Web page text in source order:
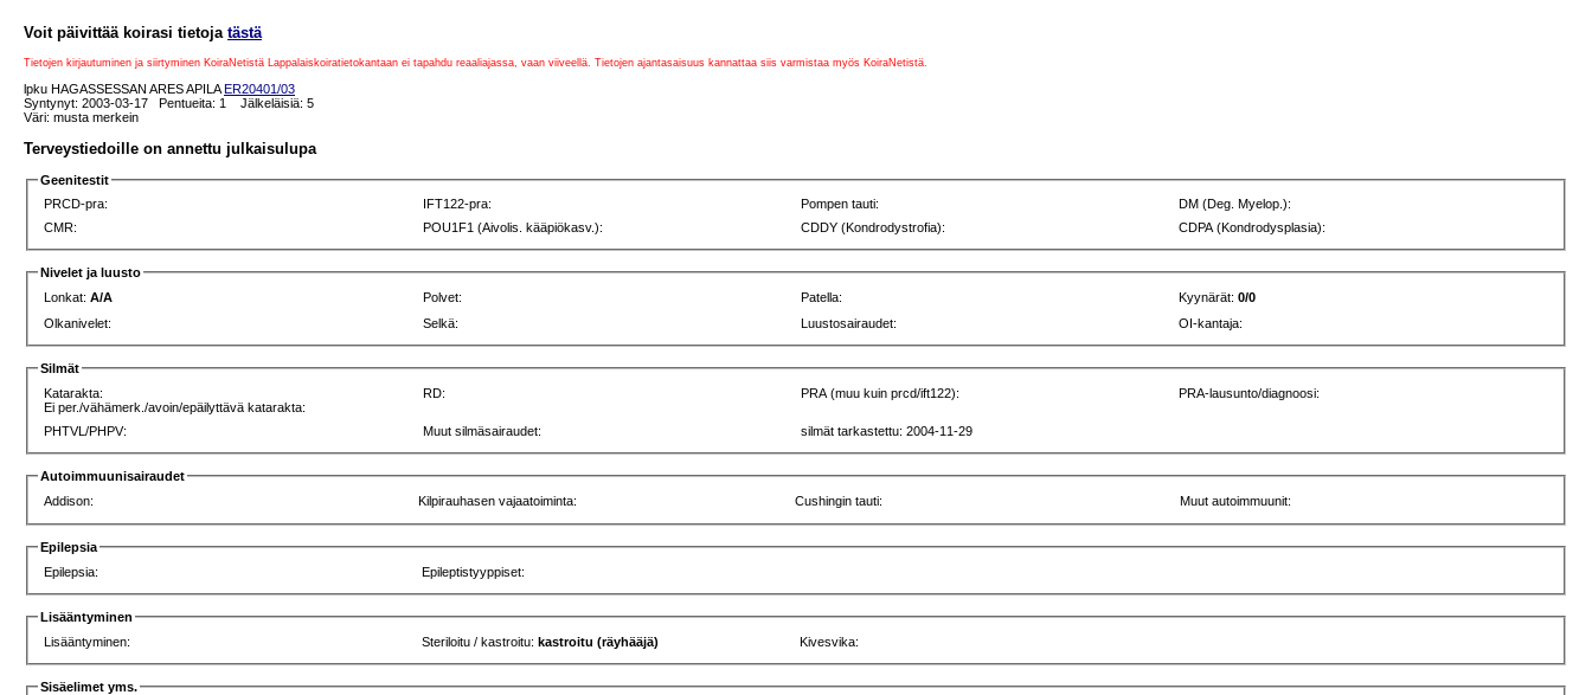
Voit päivittää koirasi tietoja tästä
Tietojen kirjautuminen ja siirtyminen KoiraNetistä Lappalaiskoiratietokantaan ei tapahdu reaaliajassa, vaan viiveellä. Tietojen ajantasaisuus kannattaa siis varmistaa myös KoiraNetistä.
lpku HAGASSESSAN ARES APILAER20401/03
Syntynyt: 2003-03-17 Pentueita: 1 Jälkeläisiä: 5
Väri: musta merkein
Terveystiedoille on annettu julkaisulupa
Geenitestit
PRCD-pra:
IFT122-pra: Pompen tauti:
DM (Deg. Myelop.):
CMR:
POU1F1 (Aivolis. kääpiökasv.): CDDY (Kondrodystrofia): CDPA (Kondrodysplasia):
Nivelet ja luusto
Lonkat:A/A Polvet: Patella: Kyynärät:0/0
Olkanivelet:
Selkä: Luustosairaudet: OI-kantaja:
Silmät
Katarakta:
Ei per./vähämerk./avoin/epäilyttävä katarakta:
RD: PRA (muu kuin prcd/ift122): PRA-lausunto/diagnoosi:
PHTVL/PHPV: Muut silmäsairaudet: silmät tarkastettu: 2004-11-29
Autoimmuunisairaudet
Addison:
Kilpirauhasen vajaatoiminta: Cushingin tauti: Muut autoimmuunit:
Epilepsia
Epilepsia:
Epileptistyyppiset:
Lisääntyminen
Lisääntyminen:
Steriloitu / kastroitu:kastroitu (räyhääjä) Kivesvika:
Sisäelimet yms.